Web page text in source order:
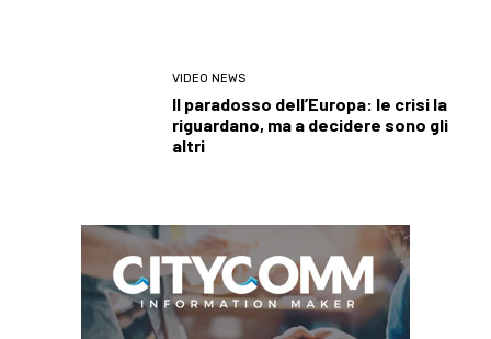
VIDEO NEWS
Il paradosso dell’Europa: le crisi la
riguardano, ma a decidere sono gli
altri